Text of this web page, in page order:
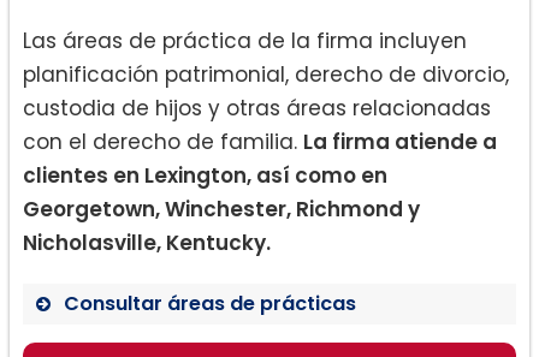
Las áreas de práctica de la firma incluyen
planificación patrimonial, derecho de divorcio,
custodia de hijos y otras áreas relacionadas
con el derecho de familia. La firma atiende a
clientes en Lexington, así como en
Georgetown, Winchester, Richmond y
Nicholasville, Kentucky.
Consultar áreas de prácticas